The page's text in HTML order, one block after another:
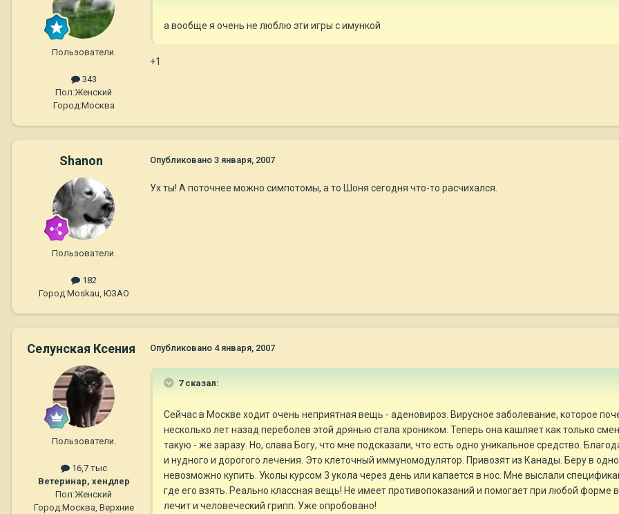
Пользователи.
343
Пол:Женский
Город:Москва
а вообще я очень не люблю эти игры с имункой
+1
Shanon
Пользователи.
182
Город:Moskau, ЮЗАО
Опубликовано 3 января, 2007
Ух ты! А поточнее можно симпотомы, а то Шоня сегодня что-то расчихался.
Селунская Ксения
Пользователи.
16,7 тыс
Ветеринар, хендлер
Пол:Женский
Город:Москва, Верхние
Опубликовано 4 января, 2007
7 сказал:
Сейчас в Москве ходит очень неприятная вещь - аденовироз. Вирусное заболевание, которое
несколько лет назад переболев этой дрянью стала хроником. Теперь она кашляет как только
такую - же заразу. Но, слава Богу, что мне подсказали, что есть одно уникальное средство.
и нудного и дорогого лечения. Это клеточный иммуномодулятор. Привозят из Канады. Беру в
невозможно купить. Уколы курсом 3 укола через день или капается в нос. Мне выслали
где его взять. Реально классная вещь! Не имеет противопоказаний и помогает при любой
лечит и человеческий грипп. Уже опробовано!